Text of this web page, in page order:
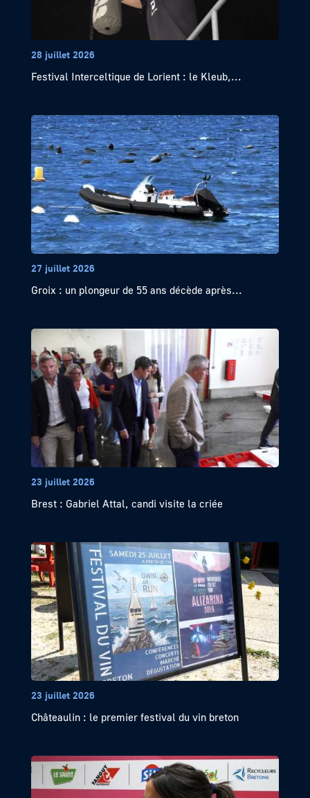
28 juillet 2026
Festival Interceltique de Lorient : le Kleub,...
27 juillet 2026
Groix : un plongeur de 55 ans décède après...
23 juillet 2026
Brest : Gabriel Attal, candi visite la criée
23 juillet 2026
Châteaulin : le premier festival du vin breton